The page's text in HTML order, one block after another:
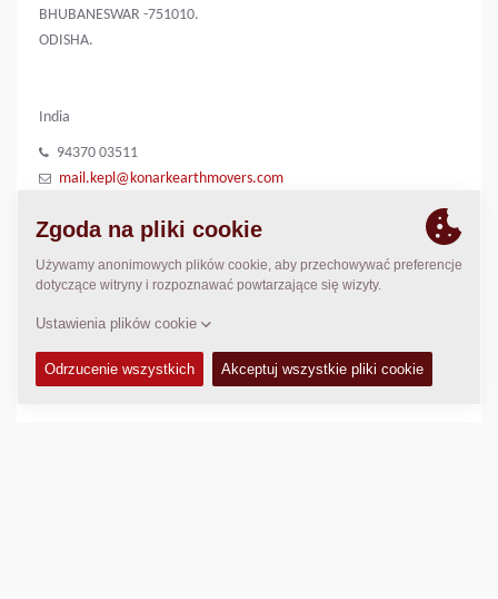
BHUBANESWAR -751010.
ODISHA.
India
94370 03511
mail.kepl@konarkearthmovers.com
LOKALIZACJA
>Directions